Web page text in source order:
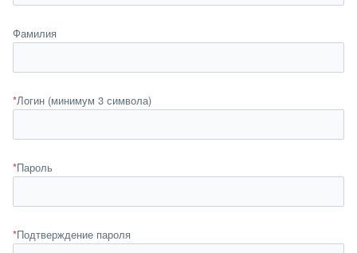
Фамилия
*Логин (минимум 3 символа)
*Пароль
*Подтверждение пароля